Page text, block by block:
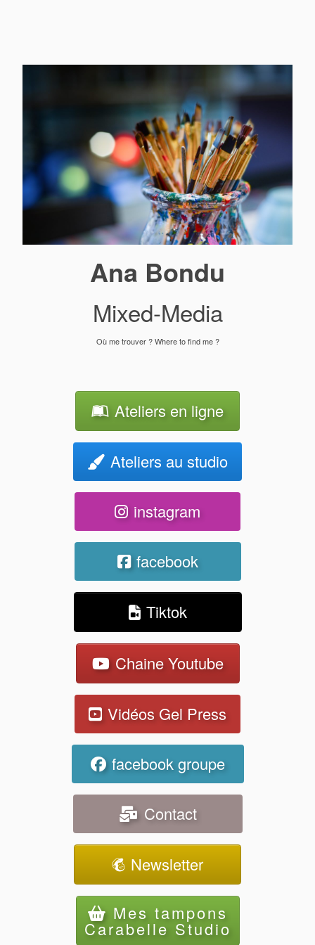
Ana Bondu
Mixed-Media
Où me trouver ? Where to find me ?
Ateliers en ligne
Ateliers au studio
instagram
facebook
Tiktok
Chaine Youtube
Vidéos Gel Press
facebook groupe
Contact
Newsletter
Mes tampons
Carabelle Studio